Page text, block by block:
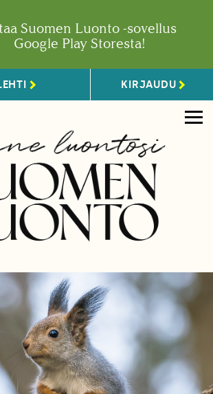
Suomen Luonto -sovellus
Google Play Storesta!
KIRJAUDU